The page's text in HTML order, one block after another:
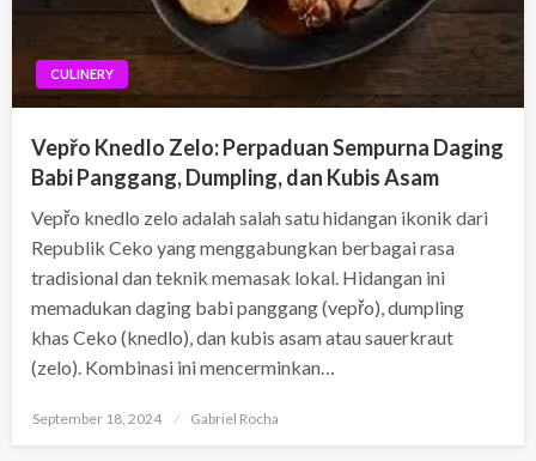
CULINERY
Vepřo Knedlo Zelo: Perpaduan Sempurna Daging
Babi Panggang, Dumpling, dan Kubis Asam
Vepřo knedlo zelo adalah salah satu hidangan ikonik dari
Republik Ceko yang menggabungkan berbagai rasa
tradisional dan teknik memasak lokal. Hidangan ini
memadukan daging babi panggang (vepřo), dumpling
khas Ceko (knedlo), dan kubis asam atau sauerkraut
(zelo). Kombinasi ini mencerminkan…
Posted
September 18, 2024 Gabriel Rocha